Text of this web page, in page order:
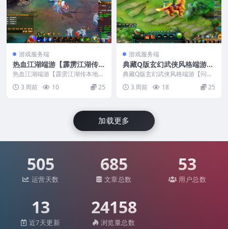
游戏服务端
热血江湖端游【霹雳江湖传本
地版】最新整理Win系服务端
+PC客户端+GM充值后台+视
频教程
热血江湖端游【霹雳江湖传本地
版】最新整理Win系服务端+PC客
户端+GM充值后台...
3 周前 10 25
游戏服务端
典藏Q版玄幻武侠风格端游
【问仙本地版】最新整理Win
系服务端+PC客户端+GM指
令+视频教程
典藏Q版玄幻武侠风格端游【问仙
本地版】最新整理Win系服务端+P
C客户端+GM指...
3 周前 18 25
加载更多
505
运营天数
685
文章总数
53
用户总数
13
近7天更新
24158
浏览量总数